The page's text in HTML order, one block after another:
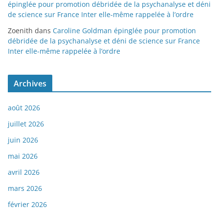
épinglée pour promotion débridée de la psychanalyse et déni
de science sur France Inter elle-même rappelée à l’ordre
Zoenith dans Caroline Goldman épinglée pour promotion
débridée de la psychanalyse et déni de science sur France
Inter elle-même rappelée à l’ordre
Archives
août 2026
juillet 2026
juin 2026
mai 2026
avril 2026
mars 2026
février 2026